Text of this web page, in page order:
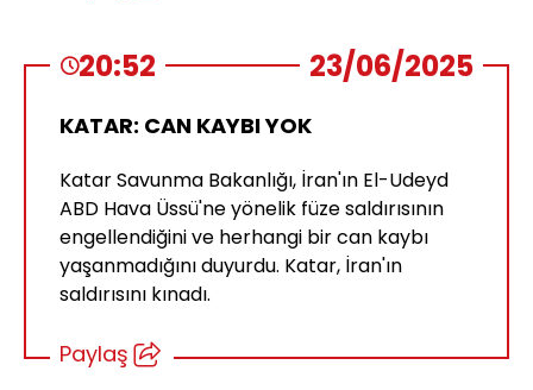
20:52 23/06/2025
KATAR: CAN KAYBI YOK
Katar Savunma Bakanlığı, İran'ın El-Udeyd
ABD Hava Üssü'ne yönelik füze saldırısının
engellendiğini ve herhangi bir can kaybı
yaşanmadığını duyurdu. Katar, İran'ın
saldırısını kınadı.
Paylaş